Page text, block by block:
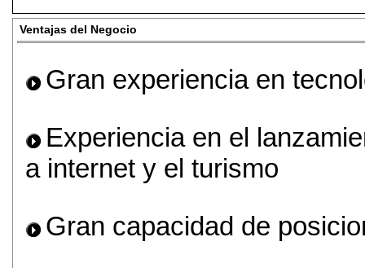
Ventajas del Negocio
Gran experiencia en
Experiencia en el
a internet y el turismo
Gran capacidad de